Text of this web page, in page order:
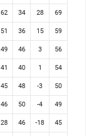
62 34 28 69
51 36 15 59
49 46 3 56
41 40 1 54
45 48 -3 50
46 50 -4 49
28 46 -18 45